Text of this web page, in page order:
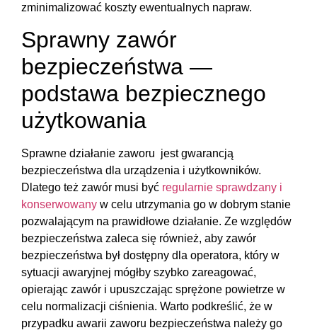
zminimalizować koszty ewentualnych napraw.
Sprawny zawór
bezpieczeństwa —
podstawa bezpiecznego
użytkowania
Sprawne działanie zaworu jest gwarancją
bezpieczeństwa dla urządzenia i użytkowników.
Dlatego też zawór musi być regularnie sprawdzany i
konserwowany w celu utrzymania go w dobrym stanie
pozwalającym na prawidłowe działanie. Ze względów
bezpieczeństwa zaleca się również, aby zawór
bezpieczeństwa był dostępny dla operatora, który w
sytuacji awaryjnej mógłby szybko zareagować,
opierając zawór i upuszczając sprężone powietrze w
celu normalizacji ciśnienia. Warto podkreślić, że w
przypadku awarii zaworu bezpieczeństwa należy go